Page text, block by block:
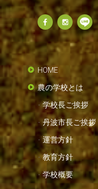
HOME
農の学校とは
学校長ご挨拶
丹波市長ご挨拶
運営方針
教育方針
学校概要